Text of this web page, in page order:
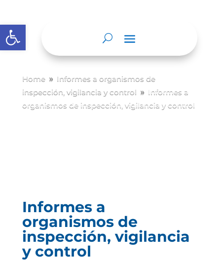
Abrir barra de herramientas
Home 9 Informes a organismos de
inspección, vigilancia y control 9 Informes a
organismos de inspección, vigilancia y control
Informes a
organismos de
inspección, vigilancia
y control